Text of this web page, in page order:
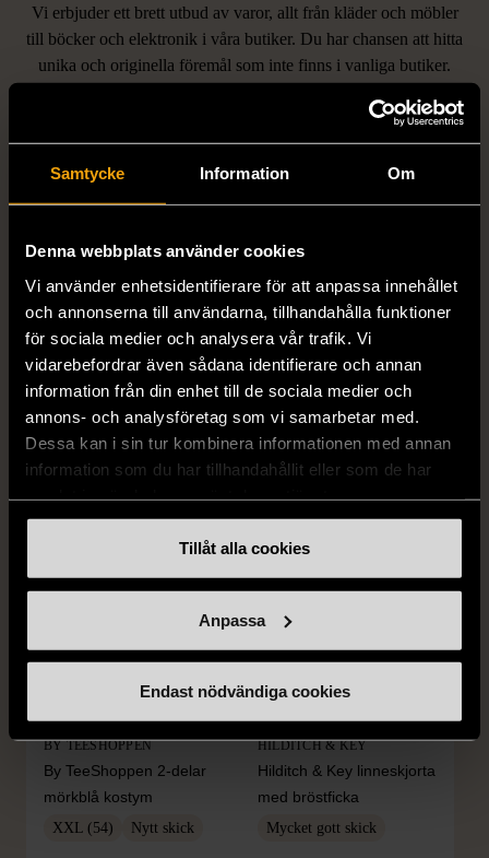
Samtycke Information Om
Denna webbplats använder cookies
Vi använder enhetsidentifierare för att anpassa innehållet
och annonserna till användarna, tillhandahålla funktioner
för sociala medier och analysera vår trafik. Vi
vidarebefordrar även sådana identifierare och annan
information från din enhet till de sociala medier och
annons- och analysföretag som vi samarbetar med.
Dessa kan i sin tur kombinera informationen med annan
information som du har tillhandahållit eller som de har
Tillåt alla cookies
Anpassa
Endast nödvändiga cookies
Vi erbjuder ett brett utbud av varor, allt från kläder och möbler
till böcker och elektronik i våra butiker. Du har chansen att hitta
unika och originella föremål som inte finns i vanliga butiker.
LIKNANDE PRODUKTER
Hitta produkter som påminner om denna
1/5
STENSTRÖMS
Stenströms skjorta turkos
L (50) Gott skick
259 kr
1/5
BOSS
BOSS vit pikétröja
Mycket gott skick
279 kr
BY TEESHOPPEN
By TeeShoppen 2-delar
mörkblå kostym
XXL (54) Nytt skick
HILDITCH & KEY
Hilditch & Key linneskjorta
med bröstficka
Mycket gott skick